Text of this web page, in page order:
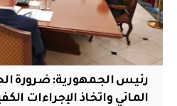
رئيس الجمهورية: ضرورة
المائي واتخاذ الإجراءات